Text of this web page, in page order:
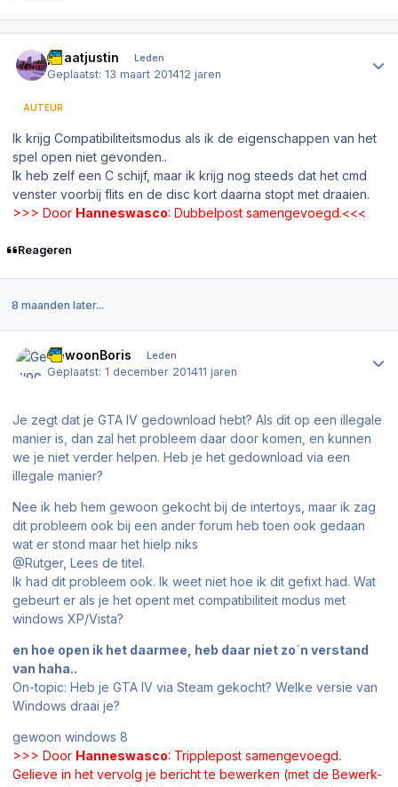
piraatjustin Leden
Geplaatst:13 maart 201412 jaren
AUTEUR
Ik krijg Compatibiliteitsmodus als ik de eigenschappen van het
spel open niet gevonden..
Ik heb zelf een C schijf, maar ik krijg nog steeds dat het cmd
venster voorbij flits en de disc kort daarna stopt met draaien.
>>> Door Hanneswasco: Dubbelpost samengevoegd.<<<
Reageren
8 maanden later...
GewoonBoris Leden
Geplaatst:1 december 201411 jaren
Je zegt dat je GTA IV gedownload hebt? Als dit op een illegale
manier is, dan zal het probleem daar door komen, en kunnen
we je niet verder helpen. Heb je het gedownload via een
illegale manier?
Nee ik heb hem gewoon gekocht bij de intertoys, maar ik zag
dit probleem ook bij een ander forum heb toen ook gedaan
wat er stond maar het hielp niks
@Rutger, Lees de titel.
Ik had dit probleem ook. Ik weet niet hoe ik dit gefixt had. Wat
gebeurt er als je het opent met compatibiliteit modus met
windows XP/Vista?
en hoe open ik het daarmee, heb daar niet zo´n verstand
van haha..
On-topic: Heb je GTA IV via Steam gekocht? Welke versie van
Windows draai je?
gewoon windows 8
>>> Door Hanneswasco: Tripplepost samengevoegd.
Gelieve in het vervolg je bericht te bewerken (met de Bewerk-